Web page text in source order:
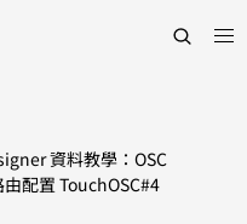
資料教學：OSC
配置 TouchOSC#4